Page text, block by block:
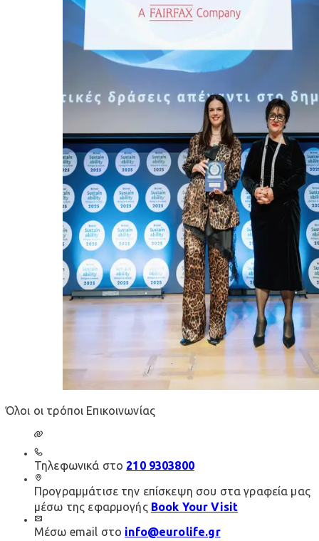
Όλοι οι τρόποι Επικοινωνίας
Τηλεφωνικά στο 210 9303800
Προγραμμάτισε την επίσκεψη σου στα γραφεία μας
μέσω της εφαρμογής Book Your Visit
Μέσω email στο info@eurolife.gr